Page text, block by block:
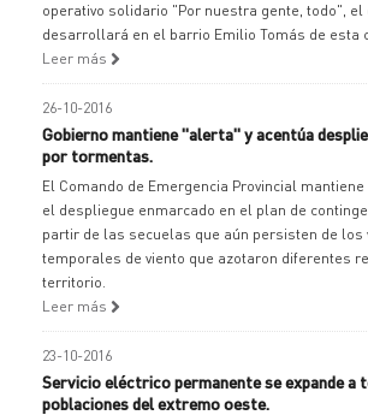
operativo solidario "Por nuestra gente, todo", el
desarrollará en el barrio Emilio Tomás de esta
Leer más
26-10-2016
Gobierno mantiene "alerta" y acentúa
por tormentas.
El Comando de Emergencia Provincial
el despliegue enmarcado en el plan de
partir de las secuelas que aún persisten de los
temporales de viento que azotaron diferentes
territorio.
Leer más
23-10-2016
Servicio eléctrico permanente se expande a
poblaciones del extremo oeste.